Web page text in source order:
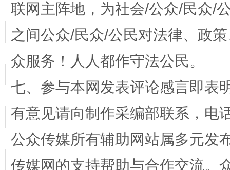
“蜀中异人”王建安的艺术幻境
完善运行机制助力责任有效落实 一纸欠
联网主阵地，为社会/公众/民众/
之间公众/民众/公民对法律、政
众服务！人人都作守法公民。
七、参与本网发表评论感言即表
有意见请向制作采编部联系，电
公众传媒所有辅助网站属多元发
传媒网的支持帮助与合作交流。